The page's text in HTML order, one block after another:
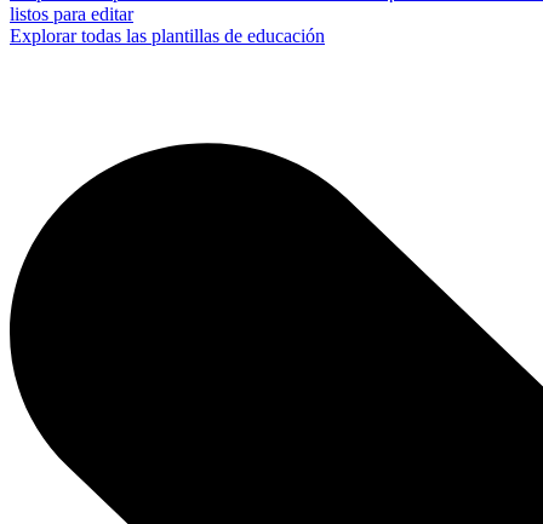
listos para editar
Explorar todas las plantillas de educación